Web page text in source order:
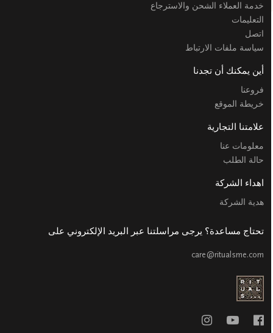
خدمة العملاء الشحن والاسترجاع
التعليمات
اتصل
سياسة ملفات الارتباط
أين يمكنك أن تجدنا
فروعنا
خريطة الموقع
علامتنا التجارية
معلومات عنا
حالة الطلب
اهداء الشركة
هدية الشركة
تحتاج مساعدة؟ يرجى مراسلتنا عبر البريد الإلكتروني على
care@ritualsme.com